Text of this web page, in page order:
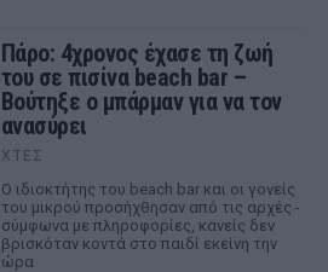
Πάρο: 4χρονος έχασε τη ζωή
του σε πισίνα beach bar –
Βούτηξε ο μπάρμαν για να τον
ανασύρει
ΧΤΕΣ
Ο ιδιοκτήτης του beach bar και οι γονείς
του μικρού προσήχθησαν από τις αρχές -
σύμφωνα με πληροφορίες, κανείς δεν
βρισκόταν κοντά στο παιδί εκείνη την
ώρα